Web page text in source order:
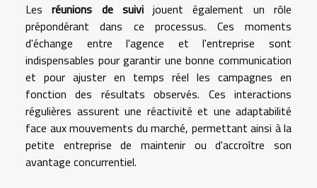
Lesréunions de suivijouent également un rôle
prépondérant dans ce processus. Ces moments
d'échange entre l'agence et l'entreprise sont
indispensables pour garantir une bonne communication
et pour ajuster en temps réel les campagnes en
fonction des résultats observés. Ces interactions
régulières assurent une réactivité et une adaptabilité
face aux mouvements du marché, permettant ainsi à la
petite entreprise de maintenir ou d'accroître son
avantage concurrentiel.